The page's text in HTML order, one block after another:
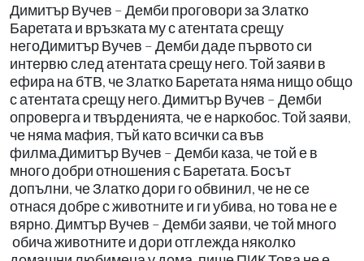
Димитър Вучев – Демби проговори за Златко
Баретата и връзката му с атентата срещу
негоДимитър Вучев – Демби даде първото си
интервю след атентата срещу него. Той заяви в
ефира на бТВ, че Златко Баретата няма нищо общо
с атентата срещу него. Димитър Вучев – Демби
опроверга и твърденията, че е наркобос. Той заяви,
че няма мафия, тъй като всички са във
филма.Димитър Вучев – Демби каза, че той е в
много добри отношения с Баретата. Босът
допълни, че Златко дори го обвинил, че не се
отнася добре с животните и ги убива, но това не е
вярно. Димтър Вучев – Демби заяви, че той много
обича животните и дори отглежда няколко